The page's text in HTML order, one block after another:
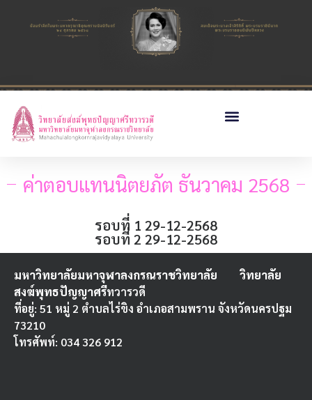
ค่าตอบแทนนิตยภัต ธันวาคม 2568
รอบที่ 1 29-12-2568
รอบที่ 2 29-12-2568
มหาวิทยาลัยมหาจุฬาลงกรณราชวิทยาลัย วิทยาลัย
สงฆ์พุทธปัญญาศรีทวารวดี
ที่อยู่: 51 หมู่ 2 ตำบลไร่ขิง อำเภอสามพราน จังหวัดนครปฐม
73210
โทรศัพท์: 034 326 912